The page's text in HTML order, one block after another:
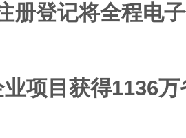
册登记将全程电
项目获得1136